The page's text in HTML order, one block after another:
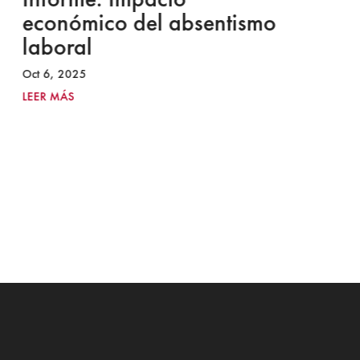
económico del absentismo
laboral
Oct 6, 2025
LEER MÁS